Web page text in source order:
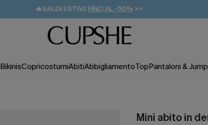
🔥SALDI ESTIVI: FINO AL -50% >>
🚚SPEDIZIONE GRATUITA DA 49€
💌REGALO PER I NUOVI: 20% DI SCONTO*
BikinisCopricostumiAbitiAbbigliamentoTopPantaloni &
Mini abito in